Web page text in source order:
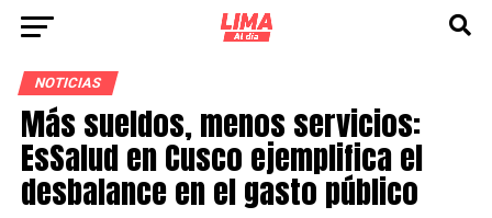
NOTICIAS
Más sueldos, menos servicios:
EsSalud en Cusco ejemplifica el
desbalance en el gasto público